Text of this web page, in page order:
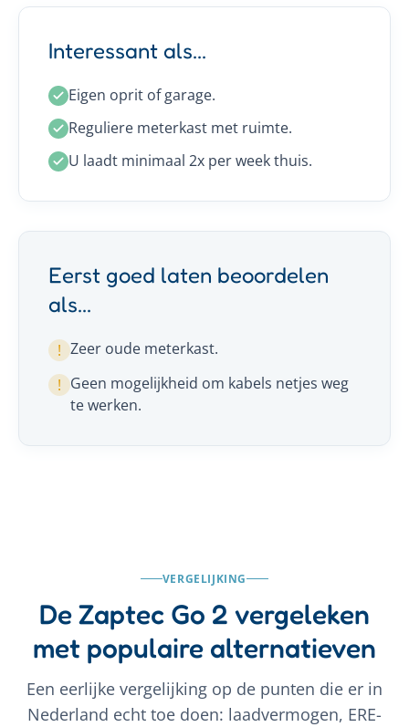
Interessant als...
Eigen oprit of garage.
Reguliere meterkast met ruimte.
U laadt minimaal 2x per week thuis.
Eerst goed laten beoordelen
als...
! Zeer oude meterkast.
! Geen mogelijkheid om kabels netjes weg
te werken.
VERGELIJKING
De Zaptec Go 2 vergeleken
met populaire alternatieven
Een eerlijke vergelijking op de punten die er in
Nederland echt toe doen: laadvermogen, ERE-